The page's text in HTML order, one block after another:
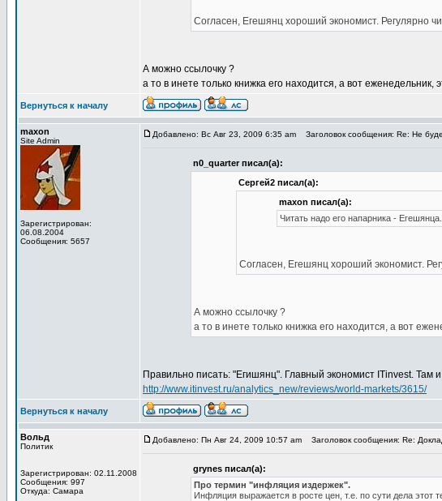
Согласен, Егешянц хороший экономист. Регулярно
А можно ссылочку ?
а то в инете только книжка его находится, а вот
Вернуться к началу
maxon
Site Admin
Зарегистрирован:
06.08.2004
Сообщения: 5657
Добавлено: Вс Авг 23, 2009 6:35 am Заголовок сообщения: Re: Не
n0_quarter писал(а):
Сергей2 писал(а):
maxon писал(а):
Читать надо его напарника -
Согласен, Егешянц хороший экономист.
А можно ссылочку ?
а то в инете только книжка его находится, а вот
Правильно писать: "Егишянц". Главный экономист ITinvest. Там и
http://www.itinvest.ru/analytics_new/reviews/world-markets/3615/
Вернуться к началу
Вольд
Политик
Зарегистрирован: 02.11.2008
Сообщения: 997
Откуда: Самара
Добавлено: Пн Авг 24, 2009 10:57 am Заголовок сообщения: Re:
grynes писал(а):
Про термин "инфляция издержек".
Инфляция выражается в росте цен, т.е. по сути дела этот